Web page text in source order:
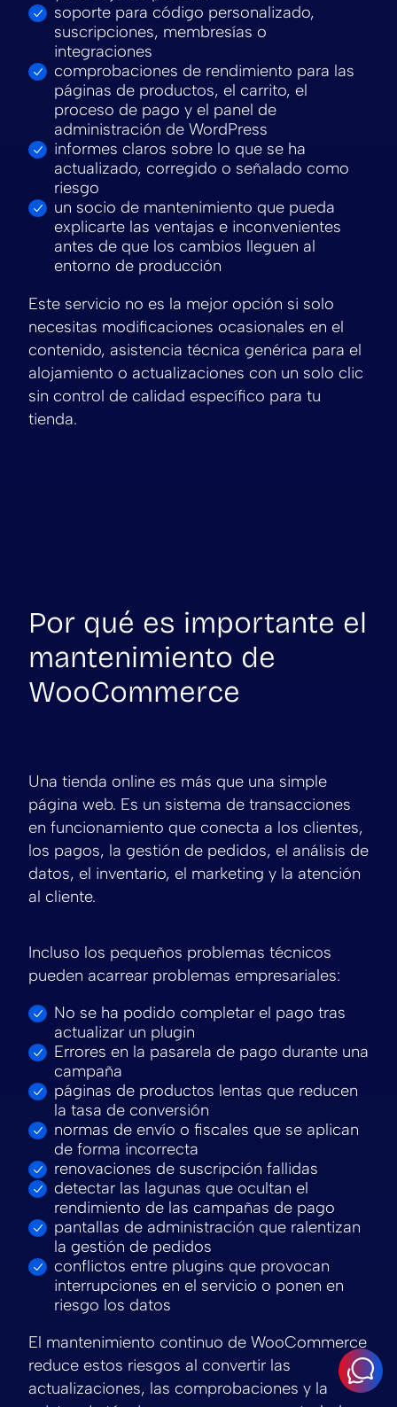
soporte para código personalizado,
suscripciones, membresías o
integraciones
comprobaciones de rendimiento para las
páginas de productos, el carrito, el
proceso de pago y el panel de
administración de WordPress
informes claros sobre lo que se ha
actualizado, corregido o señalado como
riesgo
un socio de mantenimiento que pueda
explicarte las ventajas e inconvenientes
antes de que los cambios lleguen al
entorno de producción
Este servicio no es la mejor opción si solo
necesitas modificaciones ocasionales en el
contenido, asistencia técnica genérica para el
alojamiento o actualizaciones con un solo clic
sin control de calidad específico para tu
tienda.
Por qué es importante el
mantenimiento de
WooCommerce
Una tienda online es más que una simple
página web. Es un sistema de transacciones
en funcionamiento que conecta a los clientes,
los pagos, la gestión de pedidos, el análisis de
datos, el inventario, el marketing y la atención
al cliente.
Incluso los pequeños problemas técnicos
pueden acarrear problemas empresariales:
No se ha podido completar el pago tras
actualizar un plugin
Errores en la pasarela de pago durante una
campaña
páginas de productos lentas que reducen
la tasa de conversión
normas de envío o fiscales que se aplican
de forma incorrecta
renovaciones de suscripción fallidas
detectar las lagunas que ocultan el
rendimiento de las campañas de pago
pantallas de administración que ralentizan
la gestión de pedidos
conflictos entre plugins que provocan
interrupciones en el servicio o ponen en
riesgo los datos
El mantenimiento continuo de WooCommerce
reduce estos riesgos al convertir las
actualizaciones, las comprobaciones y la